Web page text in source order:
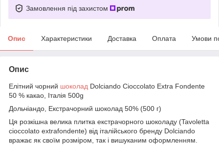
Замовлення під захистом
Опис Характеристики Доставка Оплата Умови
Опис
Елітний чорний шоколад Dolciando Cioccolato Extra Fondente
50 % какао, Італія 500g
Дольчіандо, Екстрачорний шоколад 50% (500 г)
Ця розкішна велика плитка екстрачорного шоколаду (Tavoletta
cioccolato extrafondente) від італійського бренду Dolciando
вражає як своїм розміром, так і вишуканим оформленням.